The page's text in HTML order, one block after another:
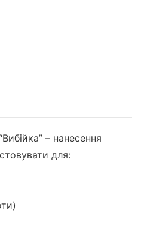
– нанесення
для: